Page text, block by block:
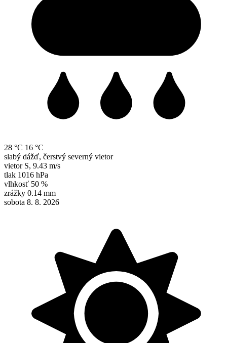
28 °C 16 °C
slabý dážď, čerstvý severný vietor
vietor S, 9.43 m/s
tlak 1016 hPa
vlhkosť 50 %
zrážky 0.14 mm
sobota 8. 8. 2026